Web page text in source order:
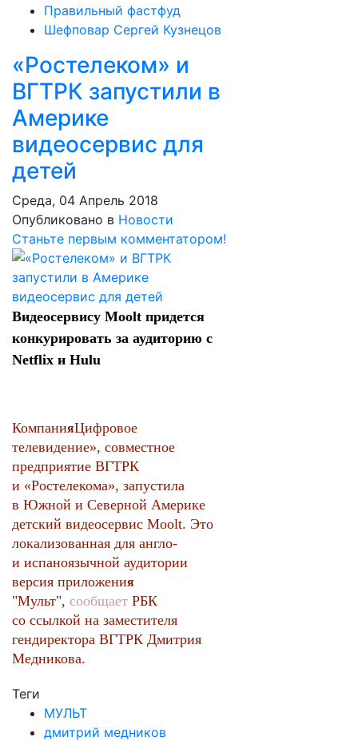
Правильный фастфуд
Шефповар Сергей Кузнецов
«Ростелеком» и
ВГТРК запустили в
Америке
видеосервис для
детей
Среда, 04 Апрель 2018
Опубликовано в Новости
Станьте первым комментатором!
Видеосервису Moolt придется
конкурировать за аудиторию с
Netflix и Hulu
Компания
«Цифровое
телевидение», совместное
предприятие ВГТРК
и «Ростелекома», запустила
в Южной и Северной Америке
детский видеосервис Moolt. Это
локализованная для англо-
и испаноязычной аудитории
версия приложения
«
"Мульт", сообщает РБК
со ссылкой на заместителя
гендиректора ВГТРК Дмитрия
Медникова.
Теги
МУЛЬТ
дмитрий медников